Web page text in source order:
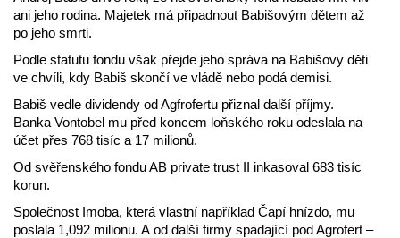
ani jeho rodina. Majetek má připadnout Babišovým dětem až
po jeho smrti.
Podle statutu fondu však přejde jeho správa na Babišovy děti
ve chvíli, kdy Babiš skončí ve vládě nebo podá demisi.
Babiš vedle dividendy od Agfrofertu přiznal další příjmy.
Banka Vontobel mu před koncem loňského roku odeslala na
účet přes 768 tisíc a 17 milionů.
Od svěřenského fondu AB private trust II inkasoval 683 tisíc
korun.
Společnost Imoba, která vlastní například Čapí hnízdo, mu
poslala 1,092 milionu. A od další firmy spadající pod Agrofert –